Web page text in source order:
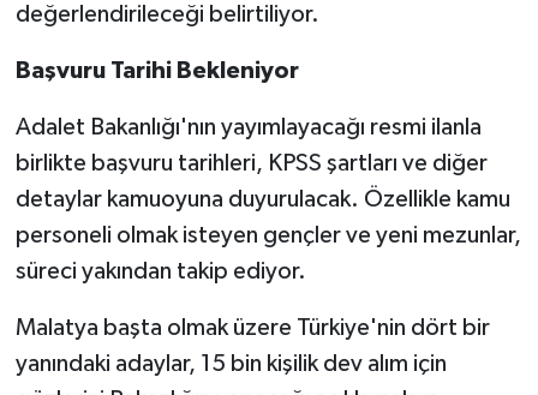
değerlendirileceği belirtiliyor.
Başvuru Tarihi Bekleniyor
Adalet Bakanlığı'nın yayımlayacağı resmi ilanla
birlikte başvuru tarihleri, KPSS şartları ve diğer
detaylar kamuoyuna duyurulacak. Özellikle kamu
personeli olmak isteyen gençler ve yeni mezunlar,
süreci yakından takip ediyor.
Malatya başta olmak üzere Türkiye'nin dört bir
yanındaki adaylar, 15 bin kişilik dev alım için